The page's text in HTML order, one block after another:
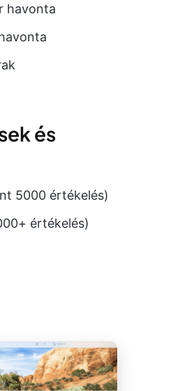
havonta
és
5000 értékelés)
értékelés)